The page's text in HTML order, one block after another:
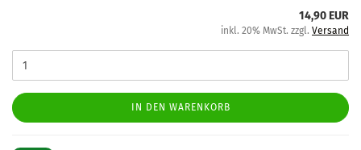
14,90 EUR
inkl. 20% MwSt. zzgl. Versand
IN DEN WARENKORB